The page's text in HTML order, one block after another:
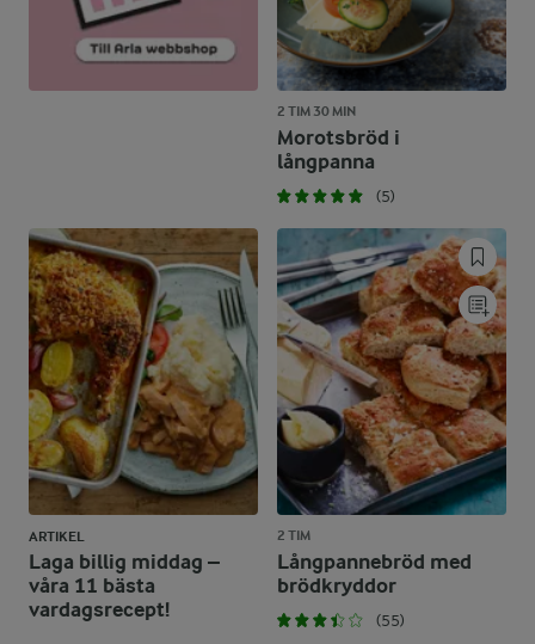
2 TIM 30 MIN
Morotsbröd i
långpanna
(5)
ARTIKEL
Laga billig middag –
våra 11 bästa
vardagsrecept!
2 TIM
Långpannebröd med
brödkryddor
(55)